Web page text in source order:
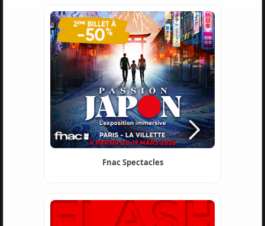
Fnac Spectacles